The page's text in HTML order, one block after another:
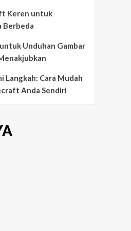
Keren untuk
Berbeda
Unduhan Gambar
Langkah: Cara Mudah
Anda Sendiri